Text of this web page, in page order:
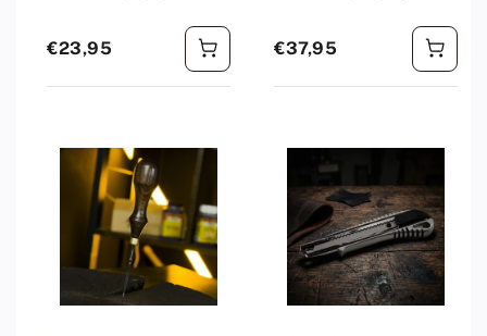
Bežná cena
€23,95 Bežná cena
€37,95